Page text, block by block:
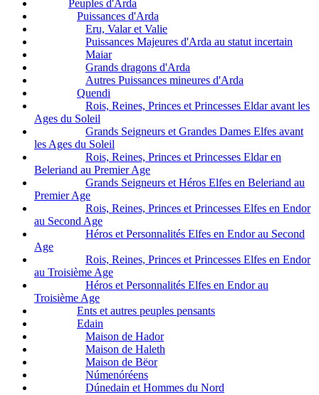
Peuples d'Arda
Puissances d'Arda
Eru, Valar et Valie
Puissances Majeures d'Arda au statut incertain
Maiar
Grands dragons d'Arda
Autres Puissances mineures d'Arda
Quendi
Rois, Reines, Princes et Princesses Eldar avant les
Ages du Soleil
Grands Seigneurs et Grandes Dames Elfes avant
les Ages du Soleil
Rois, Reines, Princes et Princesses Eldar en
Beleriand au Premier Age
Grands Seigneurs et Héros Elfes en Beleriand au
Premier Age
Rois, Reines, Princes et Princesses Elfes en Endor
au Second Age
Héros et Personnalités Elfes en Endor au Second
Age
Rois, Reines, Princes et Princesses Elfes en Endor
au Troisième Age
Héros et Personnalités Elfes en Endor au
Troisième Age
Ents et autres peuples pensants
Edain
Maison de Hador
Maison de Haleth
Maison de Bëor
Númenóréens
Dúnedain et Hommes du Nord